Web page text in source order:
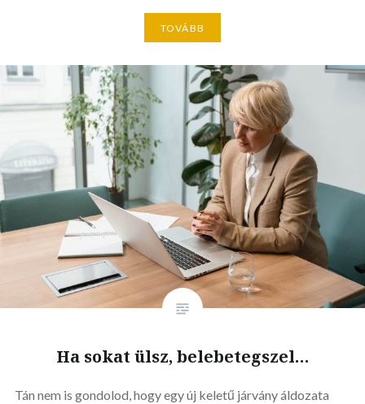
TOVÁBB
Ha sokat ülsz, belebetegszel…
Tán nem is gondolod, hogy egy új keletű járvány áldozata